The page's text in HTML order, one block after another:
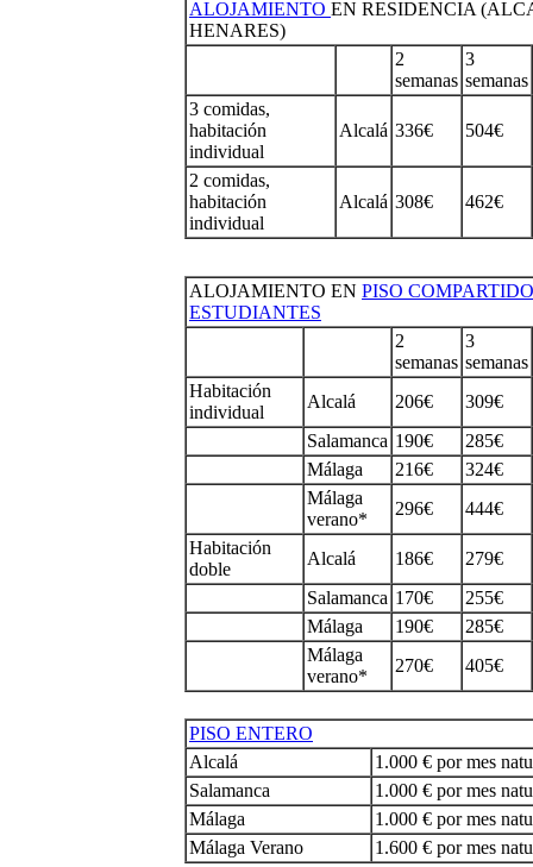
ALOJAMIENTO EN RESIDENCIA
HENARES)
2
semanas
3
semanas
3 comidas,
habitación
individual
Alcalá 336€ 504€
2 comidas,
habitación
individual
Alcalá 308€ 462€
ALOJAMIENTO EN PISO
ESTUDIANTES
2
semanas
3
semanas
Habitación
individual
Alcalá 206€
309€
Salamanca 190€
285€
Málaga
216€
324€
Málaga
verano*
296€
444€
Habitación
doble
Alcalá 186€
279€
Salamanca 170€
255€
Málaga
190€
285€
Málaga
verano*
270€ 405€
PISO ENTERO
Alcalá
1.000 € por mes
Salamanca
1.000 € por mes
Málaga
1.000 € por mes
Málaga Verano
1.600 € por mes